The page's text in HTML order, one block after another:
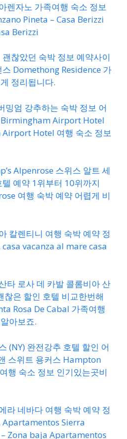
렌자노 가족여행 숙소 정보
Pineta – Casa Berizzi
Berizzi
찮았던 숙박 정보 예약사이
스 Domethong Residence 가
정리됩니다.
밍엄 강추하는 숙박 정보 어
Birmingham Airport Hotel
Hotel 여행 숙소 정보
Alpenrose 스위스 알트 세
예약 1위부터 10위까지
여행 숙박 예약 어렵게 비
칼렌티니 여행 숙박 예약 정
casa vacanza al mare casa
타 로사 데 카발 콜롬비아 산
찮은 할인 호텔 비교한번해
Rosa De Cabal 가족여행
아보죠.
(NY) 완전강추 호텔 할인 어
스위트 용커스 Hampton
행 숙소 정보 인기있는곳비
라 네바다 여행 숙박 예약 정
Apartamentos Sierra
Zona baja Apartamentos